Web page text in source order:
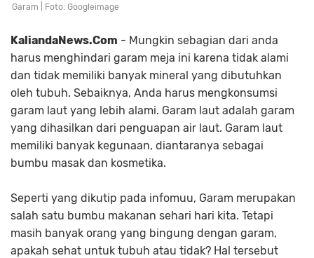
Garam | Foto: Googleimage
KaliandaNews.Com - Mungkin sebagian dari anda
harus menghindari garam meja ini karena tidak alami
dan tidak memiliki banyak mineral yang dibutuhkan
oleh tubuh. Sebaiknya, Anda harus mengkonsumsi
garam laut yang lebih alami. Garam laut adalah garam
yang dihasilkan dari penguapan air laut. Garam laut
memiliki banyak kegunaan, diantaranya sebagai
bumbu masak dan kosmetika.
Seperti yang dikutip pada infomuu, Garam merupakan
salah satu bumbu makanan sehari hari kita. Tetapi
masih banyak orang yang bingung dengan garam,
apakah sehat untuk tubuh atau tidak? Hal tersebut